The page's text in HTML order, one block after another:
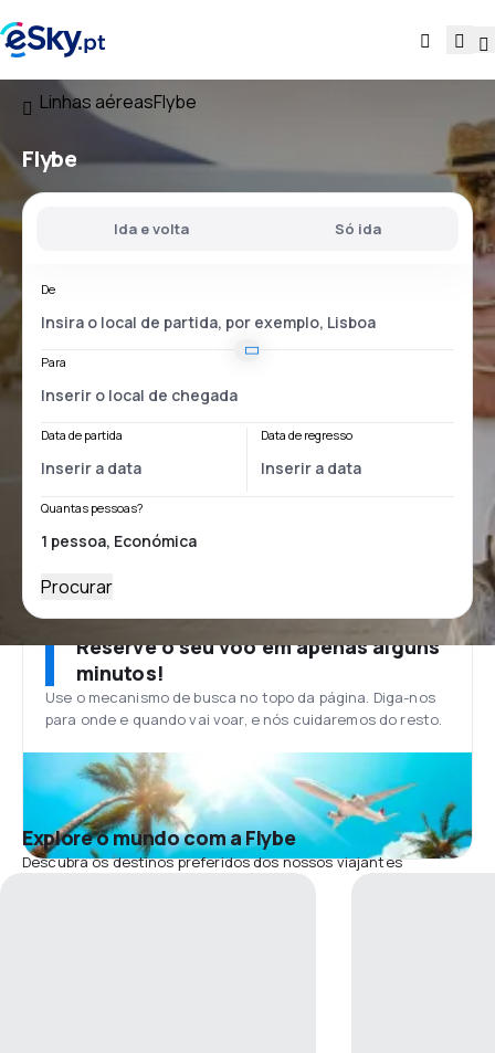
Linhas aéreasFlybe
Flybe
Ida e volta Só ida
De
Para
Data de partida Data de regresso
Quantas pessoas?
Procurar
Reserve o seu voo em apenas alguns
minutos!
Use o mecanismo de busca no topo da página. Diga-nos
para onde e quando vai voar, e nós cuidaremos do resto.
Explore o mundo com a Flybe
Descubra os destinos preferidos dos nossos viajantes